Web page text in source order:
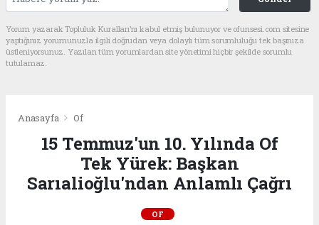
Yorum yazarak Topluluk Kuralları’nı kabul etmiş bulunuyor ve ofunsesi.com sitesine
yaptığınız yorumunuzla ilgili doğrudan veya dolaylı tüm sorumluluğu tek başınıza
üstleniyorsunuz. Yazılan tüm yorumlardan site yönetimi hiçbir şekilde sorumlu
tutulamaz.
Anasayfa Of
15 Temmuz'un 10. Yılında Of
Tek Yürek: Başkan
Sarıalioğlu'ndan Anlamlı Çağrı
OF